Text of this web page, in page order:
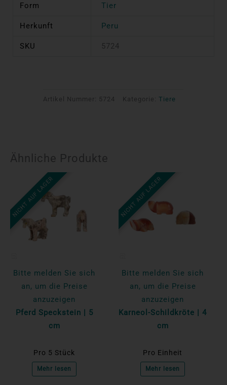
Form Tier
Herkunft Peru
SKU 5724
Artikel Nummer: 5724 Kategorie: Tiere
Ähnliche Produkte
NICHT AUF LAGER
Bitte melden Sie sich
an, um die Preise
anzuzeigen
Pferd Speckstein | 5
cm
Pro 5 Stück
Mehr lesen
NICHT AUF LAGER
Bitte melden Sie sich
an, um die Preise
anzuzeigen
Karneol-Schildkröte | 4
cm
Pro Einheit
Mehr lesen